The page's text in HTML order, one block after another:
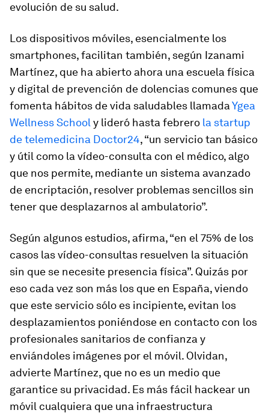
evolución de su salud.
Los dispositivos móviles, esencialmente los
smartphones, facilitan también, según Izanami
Martínez, que ha abierto ahora una escuela física
y digital de prevención de dolencias comunes que
fomenta hábitos de vida saludables llamadaYgea
Wellness School y lideró hasta febrero la startup
de telemedicina Doctor24, “un servicio tan básico
y útil como la vídeo-consulta con el médico, algo
que nos permite, mediante un sistema avanzado
de encriptación, resolver problemas sencillos sin
tener que desplazarnos al ambulatorio”.
Según algunos estudios, afirma, “en el 75% de los
casos las vídeo-consultas resuelven la situación
sin que se necesite presencia física”. Quizás por
eso cada vez son más los que en España, viendo
que este servicio sólo es incipiente, evitan los
desplazamientos poniéndose en contacto con los
profesionales sanitarios de confianza y
enviándoles imágenes por el móvil. Olvidan,
advierte Martínez, que no es un medio que
garantice su privacidad. Es más fácil hackear un
móvil cualquiera que una infraestructura